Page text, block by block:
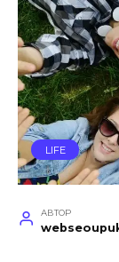
LIFE
АВТОР